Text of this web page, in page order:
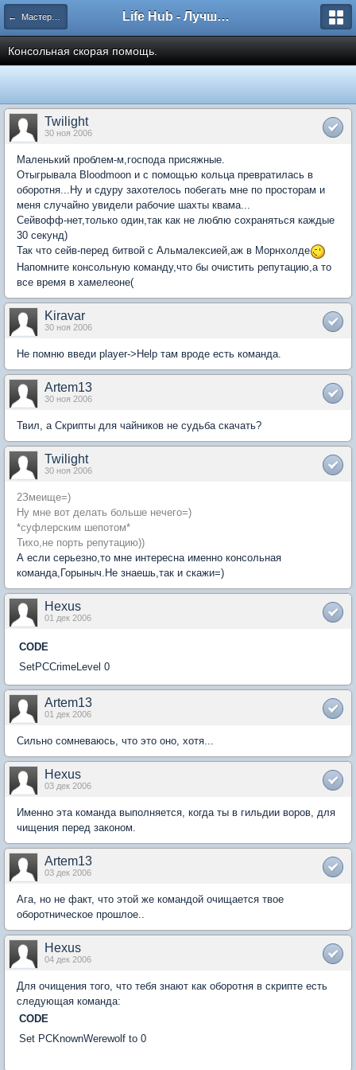
← Мастерская Кагренака Life Hub - Лучшие компьютерные игры мира
Консольная скорая помощь.
Twilight
30 ноя 2006
Маленький проблем-м,господа присяжные.
Отыгрывала Bloodmoon и с помощью кольца превратилась в
оборотня...Ну и сдуру захотелось побегать мне по просторам и
меня случайно увидели рабочие шахты квама...
Сейвофф-нет,только один,так как не люблю сохраняться каждые
30 секунд)
Так что сейв-перед битвой с Альмалексией,аж в Морнхолде
Напомните консольную команду,что бы очистить репутацию,а то
все время в хамелеоне(
Kiravar
30 ноя 2006
Не помню введи player->Help там вроде есть команда.
Artem13
30 ноя 2006
Твил, а Скрипты для чайников не судьба скачать?
Twilight
30 ноя 2006
2Змеище=)
Ну мне вот делать больше нечего=)
*суфлерским шепотом*
Тихо,не порть репутацию))
А если серьезно,то мне интересна именно консольная
команда,Горыныч.Не знаешь,так и скажи=)
Hexus
01 дек 2006
CODE
SetPCCrimeLevel 0
Artem13
01 дек 2006
Сильно сомневаюсь, что это оно, хотя...
Hexus
03 дек 2006
Именно эта команда выполняется, когда ты в гильдии воров, для
чищения перед законом.
Artem13
03 дек 2006
Ага, но не факт, что этой же командой очищается твое
оборотническое прошлое..
Hexus
04 дек 2006
Для очищения того, что тебя знают как оборотня в скрипте есть
следующая команда:
CODE
Set PCKnownWerewolf to 0